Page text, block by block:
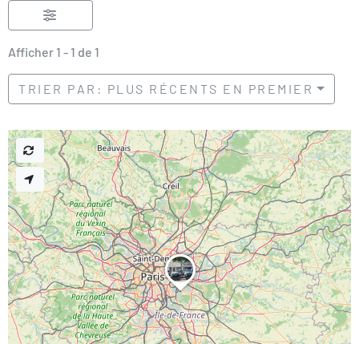
Afficher 1 - 1 de 1
TRIER PAR: PLUS RÉCENTS EN PREMIER